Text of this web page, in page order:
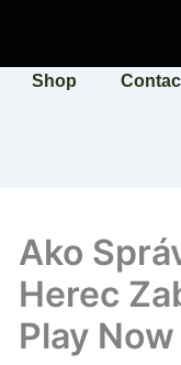
Shop
Ako
Herec
Play